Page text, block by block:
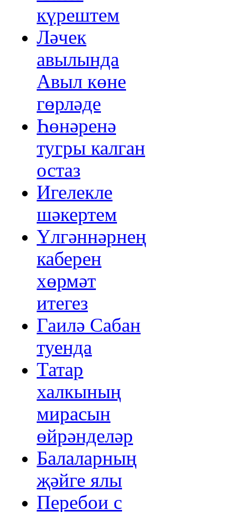
күрештем
Ләчек
авылында
Авыл көне
гөрләде
Һөнәренә
тугры калган
остаз
Игелекле
шәкертем
Үлгәннәрнең
каберен
хөрмәт
итегез
Гаилә Сабан
туенда
Татар
халкының
мирасын
өйрәнделәр
Балаларның
җәйге ялы
Перебои с